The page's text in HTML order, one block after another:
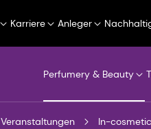
Karriere Anleger
Perfumery & Beauty
Veranstaltungen